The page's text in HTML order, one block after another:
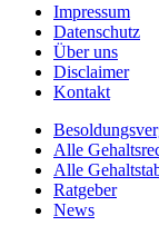
Impressum
Datenschutz
Über uns
Disclaimer
Kontakt
Alle
Alle
Ratgeber
News